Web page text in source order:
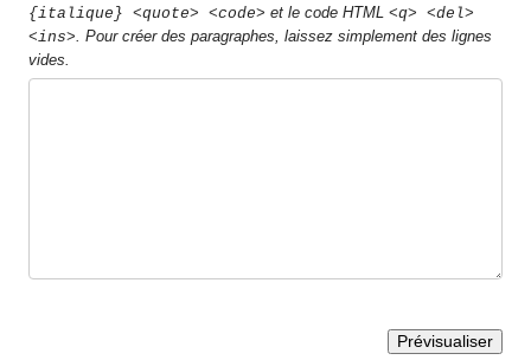
{italique} <quote> <code> et le code HTML<q> <del>
<ins> . Pour créer des paragraphes, laissez simplement des lignes
vides.